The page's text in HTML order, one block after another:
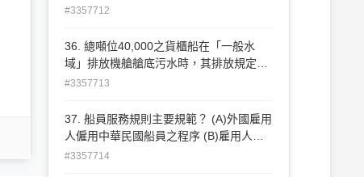
何者最適宜？ (A)二氧化碳滅火劑 (B)乾粉
#3357712
36. 總噸位40,000之貨櫃船在「一般水
域」排放機艙艙底污水時，其排放規定必
須滿足下列何項要求？ (A)未經稀釋的排
的排出物的含油量不超過30ppm (C)未經
稀釋的排出物的含油量不超過25ppm (D)
#3357713
37. 船員服務規則主要規範？ (A)外國雇用
人僱用中華民國船員之程序 (B)雇用人僱
用外國 籍船員許可條件 (C)船員職責、航
#3357714